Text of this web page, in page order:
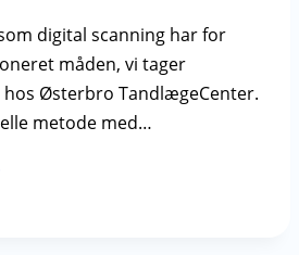
digital scanning har for
måden, vi tager
Østerbro TandlægeCenter.
metode med…